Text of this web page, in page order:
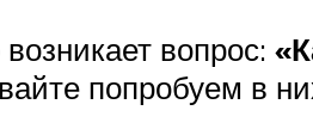
вопрос:
попробуем в